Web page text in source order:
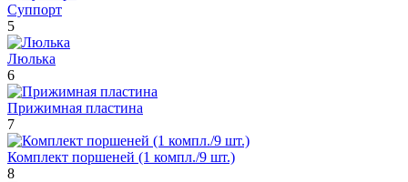
Суппорт
5
Люлька
6
Прижимная пластина
7
Комплект поршеней (1 компл./9 шт.)
8